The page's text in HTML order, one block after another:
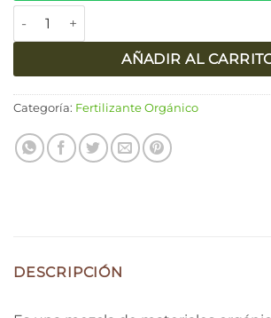
Fertilizante Orgánico cantidad
AÑADIR AL
Categoría: Fertilizante Orgánico
DESCRIPCIÓN